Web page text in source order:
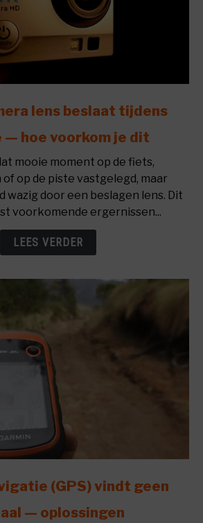
lens beslaat tijdens
— hoe voorkom je dit
mooie moment op de fiets,
op de piste vastgelegd, maar
wazig door een beslagen lens. Dit
voorkomende ergernissen...
LEES VERDER
(GPS) vindt geen
— oplossingen